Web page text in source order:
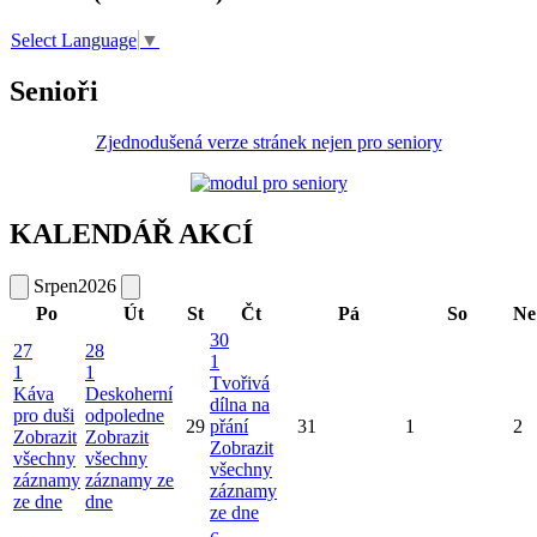
Select Language ▼
Senioři
Zjednodušená verze stránek nejen pro seniory
KALENDÁŘ AKCÍ
Srpen2026
Po
Út St Čt Pá So
Ne
27
1
Káva
pro duši
Zobrazit
všechny
záznamy
ze dne
28
1
Deskoherní
odpoledne
Zobrazit
všechny
záznamy ze
dne
29
30
1
Tvořivá
dílna na
přání
Zobrazit
všechny
záznamy
ze dne
31 1 2